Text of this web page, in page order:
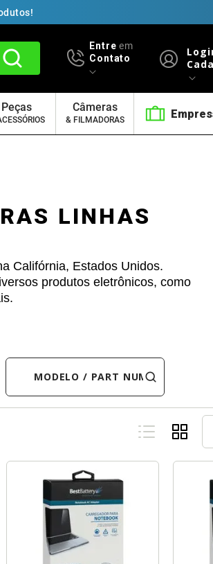
Entre em
Contato
Peças Câmeras
& FILMADORAS
LINHAS
Califórnia, Estados Unidos.
produtos eletrônicos, como
MODELO / PART NUMBER